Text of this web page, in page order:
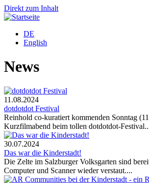
Direkt zum Inhalt
DE
English
News
11.08.2024
dotdotdot Festival
Reinhold co-kuratiert kommenden Sonntag
Kurzfilmabend beim tollen dotdotdot-
30.07.2024
Das war die Kinderstadt!
Die Zelte im Salzburger Volksgarten sind
Computer und Scanner wieder verstaut....